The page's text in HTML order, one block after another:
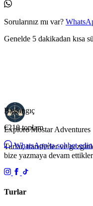
Sorularınız mı var?
Genelde 5 dakikadan kısa
Başlangıç
€210toplam
WhatsApp'ta sohbet edin
Explore MostarAdventures
Turlar, transferler ve
bize yazmaya devam
Turlar